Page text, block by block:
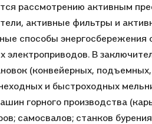
рассмотрению активным
активные фильтры и
способы энергосбережения
электроприводов. В
(конвейерных,
и быстроходных
горного производства
самосвалов; станков